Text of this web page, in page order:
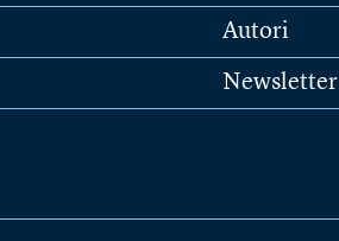
Autori
Newsletter